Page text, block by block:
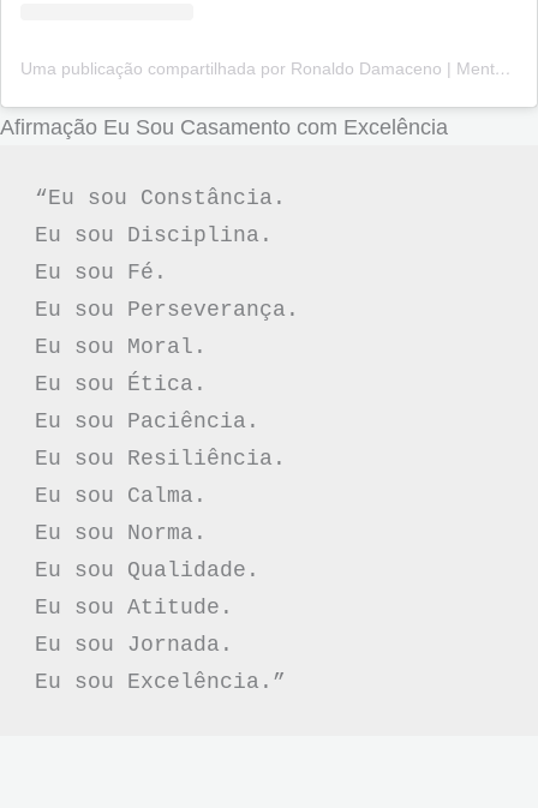
Uma publicação compartilhada por Ronaldo Damaceno | Mentor em Alta Performance (@ronaldojdamaceno)
Afirmação Eu Sou Casamento com Excelência
“Eu sou Constância.
Eu sou Disciplina.
Eu sou Fé.
Eu sou Perseverança.
Eu sou Moral.
Eu sou Ética.
Eu sou Paciência.
Eu sou Resiliência.
Eu sou Calma.
Eu sou Norma.
Eu sou Qualidade.
Eu sou Atitude.
Eu sou Jornada.
Eu sou Excelência.”